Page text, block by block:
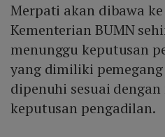
Merpati akan dibawa
Kementerian BUMN
menunggu keputusan
yang dimiliki
dipenuhi sesuai
keputusan pengadilan.